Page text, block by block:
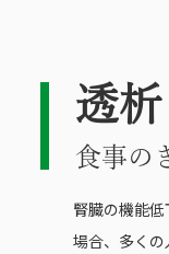
透析
食事の
腎臓の機能
場合、多く